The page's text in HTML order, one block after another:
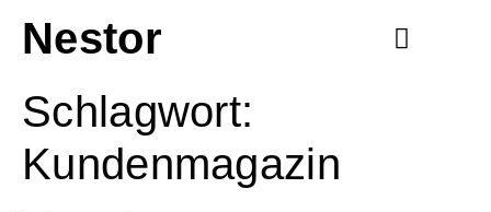
Nestor
Schlagwort:
Kundenmagazin